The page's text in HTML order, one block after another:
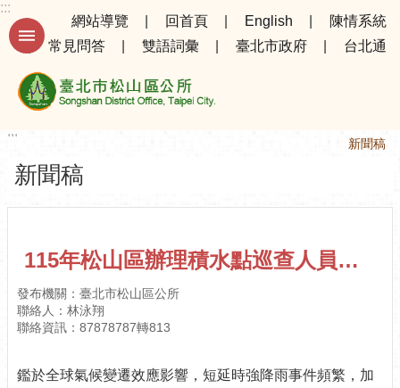
跳到主要內容區塊
進
搜
告
選
務
專
機
:::
網站導覽
回首頁 English
陳情系統
常見問答
雙語詞彙 臺北市政府 台北通
:::
:::
新聞稿
新聞稿
115年松山區辦理積水點巡查人員教育訓練
發布機關：臺北市松山區公所
聯絡人：林泳翔
聯絡資訊：87878787轉813
鑑於全球氣候變遷效應影響，短延時強降雨事件頻繁，加